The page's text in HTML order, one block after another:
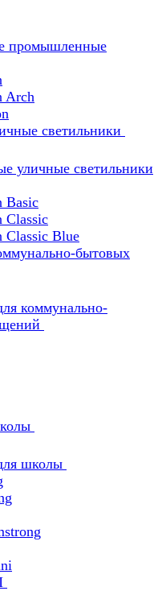
промышленные
Arch
светильники
уличные светильники
Basic
Classic
Classic Blue
бытовых
коммунально-
школы